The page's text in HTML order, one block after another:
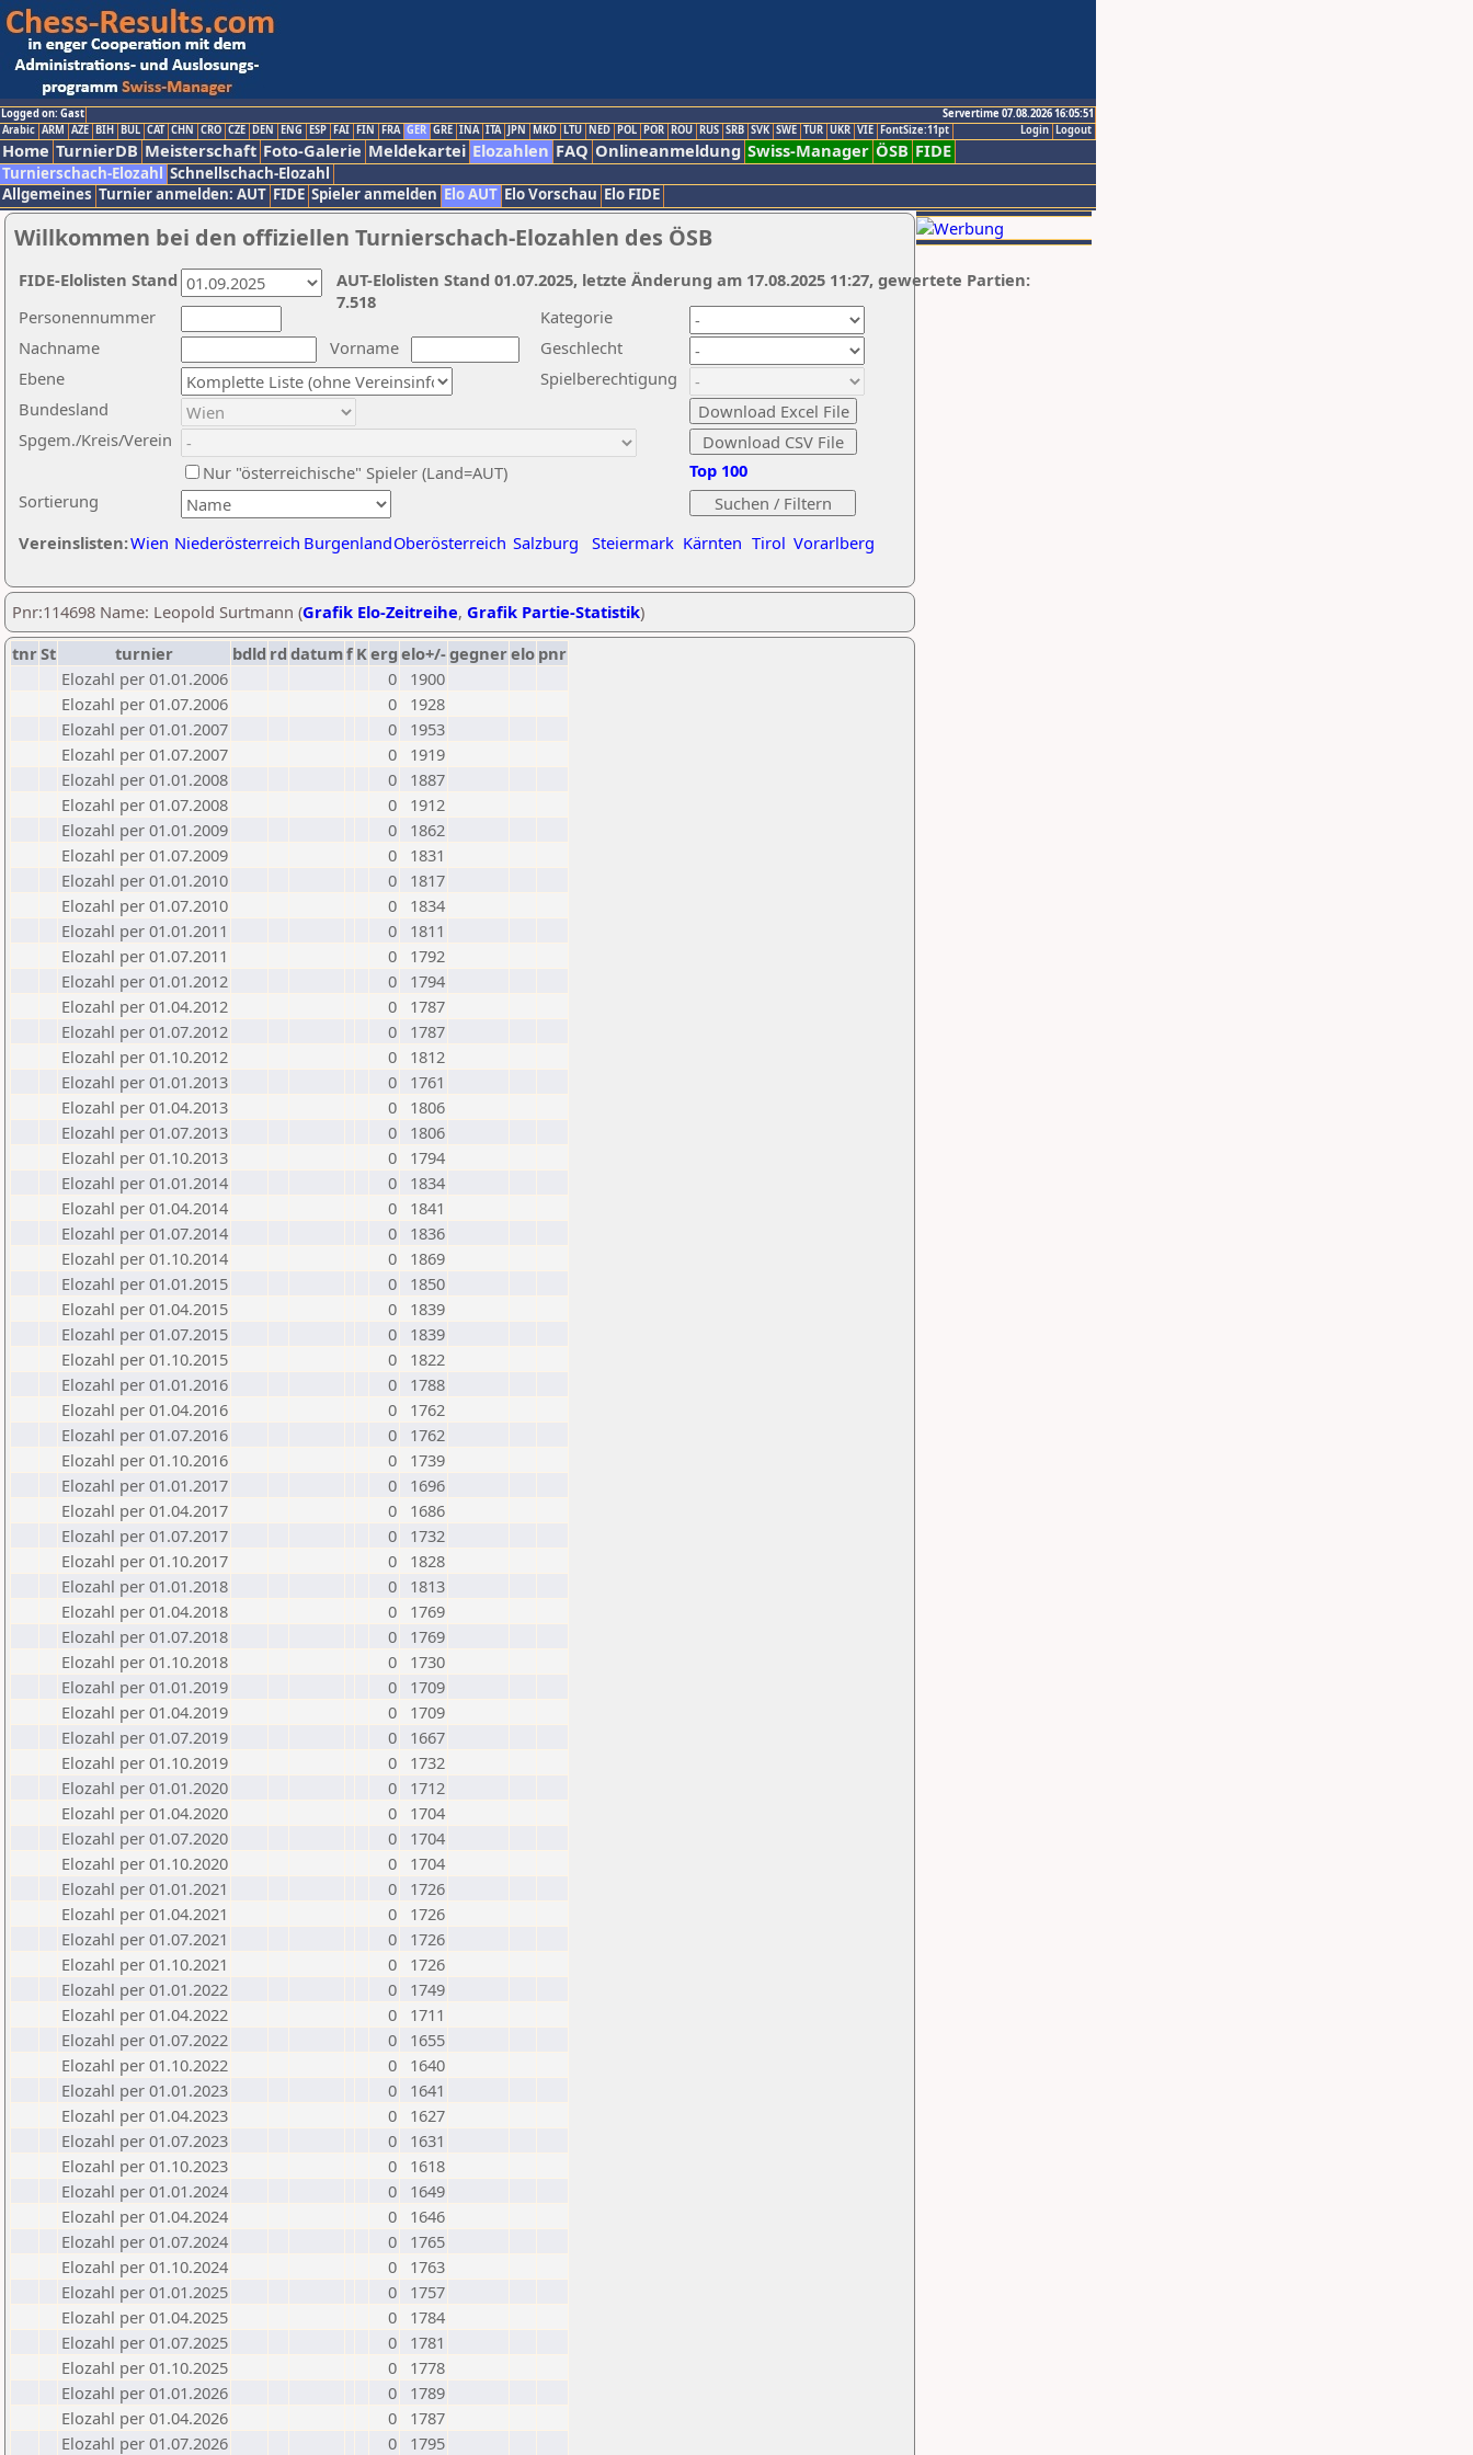
Logged on: Gast
Servertime 07.08.2026 16:05:51
Logout
Login
Arabic ARM AZE BIH BUL CAT CHN CRO CZE DEN ENG ESP FAI FIN FRA GER GRE INA ITA JPN MKD LTU NED POL POR ROU RUS SRB SVK SWE TUR UKR VIE FontSize:11pt
Home TurnierDB Meisterschaft Foto-Galerie Meldekartei Elozahlen FAQ Onlineanmeldung Swiss-Manager ÖSB FIDE
Turnierschach-Elozahl Schnellschach-Elozahl
Allgemeines Turnier anmelden: AUT FIDE Spieler anmelden Elo AUT Elo Vorschau Elo FIDE
Willkommen bei den offiziellen Turnierschach-Elozahlen des ÖSB
Nachname
Vorname
Ebene
Kategorie
Sortierung
Personennummer
Bundesland
Spgem./Kreis/Verein
Geschlecht
Nur "österreichische" Spieler (Land=AUT)
Spielberechtigung
Vereinslisten:Wien Niederösterreich BurgenlandOberösterreich Salzburg Steiermark Kärnten Tirol Vorarlberg
Top 100
AUT-Elolisten Stand 01.07.2025, letzte Änderung am 17.08.2025 11:27, gewertete Partien:
7.518
FIDE-Elolisten Stand
Pnr:114698 Name: Leopold Surtmann (Grafik Elo-Zeitreihe, Grafik Partie-Statistik)
tnrSt turnier bdld rd datumf Kerg elo+/-gegnerelo pnr
Elozahl per 01.01.2006
0
1900
Elozahl per 01.07.2006
0
1928
Elozahl per 01.01.2007
0
1953
Elozahl per 01.07.2007
0
1919
Elozahl per 01.01.2008
0
1887
Elozahl per 01.07.2008
0
1912
Elozahl per 01.01.2009
0
1862
Elozahl per 01.07.2009
0
1831
Elozahl per 01.01.2010
0
1817
Elozahl per 01.07.2010
0
1834
Elozahl per 01.01.2011
0
1811
Elozahl per 01.07.2011
0
1792
Elozahl per 01.01.2012
0
1794
Elozahl per 01.04.2012
0
1787
Elozahl per 01.07.2012
0
1787
Elozahl per 01.10.2012
0
1812
Elozahl per 01.01.2013
0
1761
Elozahl per 01.04.2013
0
1806
Elozahl per 01.07.2013
0
1806
Elozahl per 01.10.2013
0
1794
Elozahl per 01.01.2014
0
1834
Elozahl per 01.04.2014
0
1841
Elozahl per 01.07.2014
0
1836
Elozahl per 01.10.2014
0
1869
Elozahl per 01.01.2015
0
1850
Elozahl per 01.04.2015
0
1839
Elozahl per 01.07.2015
0
1839
Elozahl per 01.10.2015
0
1822
Elozahl per 01.01.2016
0
1788
Elozahl per 01.04.2016
0
1762
Elozahl per 01.07.2016
0
1762
Elozahl per 01.10.2016
0
1739
Elozahl per 01.01.2017
0
1696
Elozahl per 01.04.2017
0
1686
Elozahl per 01.07.2017
0
1732
Elozahl per 01.10.2017
0
1828
Elozahl per 01.01.2018
0
1813
Elozahl per 01.04.2018
0
1769
Elozahl per 01.07.2018
0
1769
Elozahl per 01.10.2018
0
1730
Elozahl per 01.01.2019
0
1709
Elozahl per 01.04.2019
0
1709
Elozahl per 01.07.2019
0
1667
Elozahl per 01.10.2019
0
1732
Elozahl per 01.01.2020
0
1712
Elozahl per 01.04.2020
0
1704
Elozahl per 01.07.2020
0
1704
Elozahl per 01.10.2020
0
1704
Elozahl per 01.01.2021
0
1726
Elozahl per 01.04.2021
0
1726
Elozahl per 01.07.2021
0
1726
Elozahl per 01.10.2021
0
1726
Elozahl per 01.01.2022
0
1749
Elozahl per 01.04.2022
0
1711
Elozahl per 01.07.2022
0
1655
Elozahl per 01.10.2022
0
1640
Elozahl per 01.01.2023
0
1641
Elozahl per 01.04.2023
0
1627
Elozahl per 01.07.2023
0
1631
Elozahl per 01.10.2023
0
1618
Elozahl per 01.01.2024
0
1649
Elozahl per 01.04.2024
0
1646
Elozahl per 01.07.2024
0
1765
Elozahl per 01.10.2024
0
1763
Elozahl per 01.01.2025
0
1757
Elozahl per 01.04.2025
0
1784
Elozahl per 01.07.2025
0
1781
Elozahl per 01.10.2025
0
1778
Elozahl per 01.01.2026
0
1789
Elozahl per 01.04.2026
0
1787
Elozahl per 01.07.2026
0 1795